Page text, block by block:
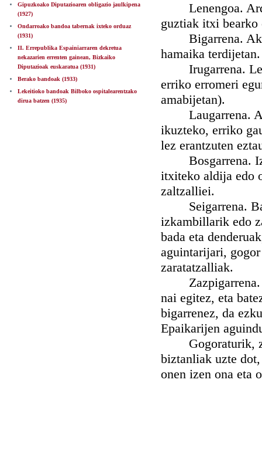
Gipuzkoako Diputazioaren obligazio jaulkipena
(1927)
Ondarroako bandoa tabernak ixteko orduaz
(1931)
II. Errepublika Espainiarraren dekretua
nekazarien errenten gainean, Bizkaiko
Diputazioak euskaratua (1931)
Berako bandoak (1933)
Lekeitioko bandoak Bilboko ospitalearentzako
dirua batzen (1935)
Lenengoa.
guztiak itxi bearko
Bigarrena.
hamaika terdijetan.
Irugarrena.
erriko erromeri
amabijetan).
Laugarrena.
ikuzteko, erriko
lez erantzuten
Bosgarrena.
itxiteko aldija edo
zaltzalliei.
Seigarrena.
izkambillarik edo
bada eta
aguintarijari,
zaratatzalliak.
Zazpigarrena.
nai egitez, eta
bigarrenez, da
Epaikarijen
Gogoraturik,
biztanliak uzte
onen izen ona eta